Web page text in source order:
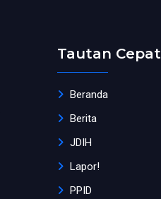
Tautan Cepat
Beranda
Berita
JDIH
Lapor!
PPID